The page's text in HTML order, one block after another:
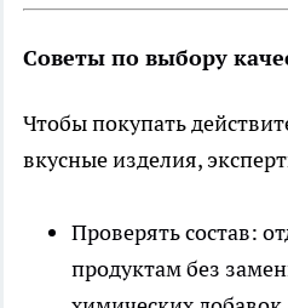
Советы по выбору
Чтобы покупать
вкусные изделия,
Проверять состав:
продуктам без